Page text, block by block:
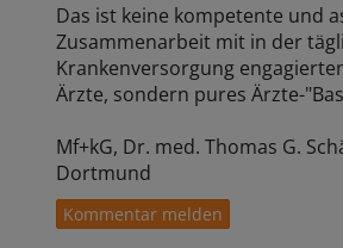
Das ist keine kompetente und
Zusammenarbeit mit in der
Krankenversorgung
Ärzte, sondern pures Ärzte-
Mf+kG, Dr. med. Thomas G.
Dortmund